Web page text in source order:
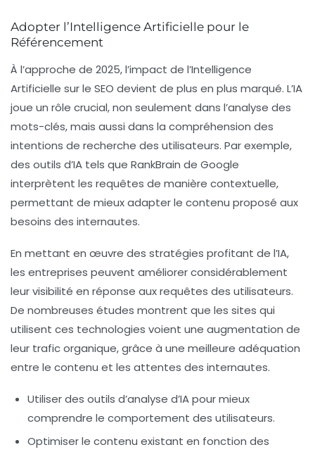
Adopter l’Intelligence Artificielle pour le
Référencement
À l’approche de 2025, l’impact de l’Intelligence
Artificielle sur le SEO devient de plus en plus marqué. L’IA
joue un rôle crucial, non seulement dans l’analyse des
mots-clés, mais aussi dans la compréhension des
intentions de recherche des utilisateurs. Par exemple,
des outils d’IA tels que RankBrain de Google
interprètent les requêtes de manière contextuelle,
permettant de mieux adapter le contenu proposé aux
besoins des internautes.
En mettant en œuvre des stratégies profitant de l’IA,
les entreprises peuvent améliorer considérablement
leur visibilité en réponse aux requêtes des utilisateurs.
De nombreuses études montrent que les sites qui
utilisent ces technologies voient une augmentation de
leur trafic organique, grâce à une meilleure adéquation
entre le contenu et les attentes des internautes.
Utiliser des outils d’analyse d’IA pour mieux
comprendre le comportement des utilisateurs.
Optimiser le contenu existant en fonction des